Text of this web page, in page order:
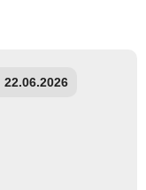
22.06.2026